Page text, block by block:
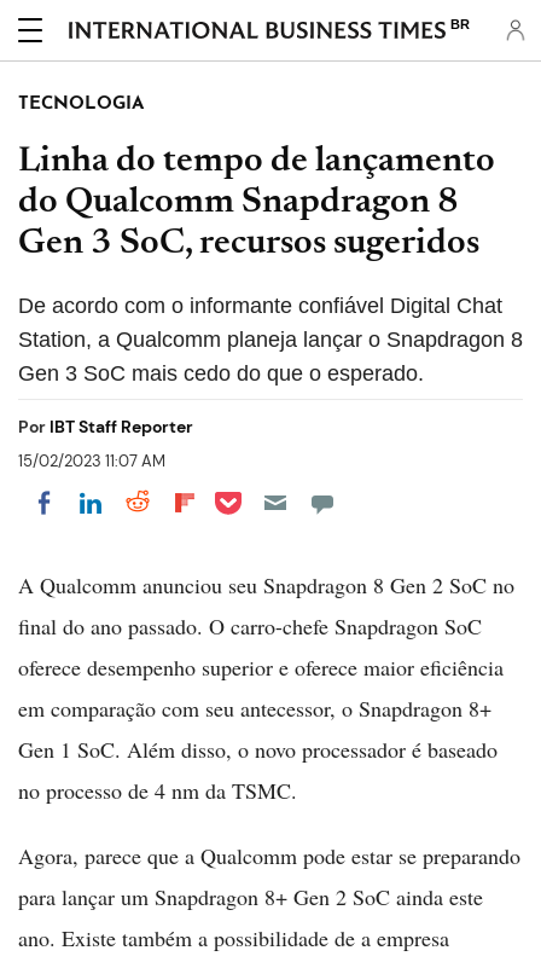
BR
TECNOLOGIA
Linha do tempo de lançamento
do Qualcomm Snapdragon 8
Gen 3 SoC, recursos sugeridos
De acordo com o informante confiável Digital Chat
Station, a Qualcomm planeja lançar o Snapdragon 8
Gen 3 SoC mais cedo do que o esperado.
Por IBT Staff Reporter
15/02/2023 11:07 AM
Share on Facebook
Share on LinkedIn
Share on Reddit
Share on Flipboard
Share on Pocket
A Qualcomm anunciou seu Snapdragon 8 Gen 2 SoC no
final do ano passado. O carro-chefe Snapdragon SoC
oferece desempenho superior e oferece maior eficiência
em comparação com seu antecessor, o Snapdragon 8+
Gen 1 SoC. Além disso, o novo processador é baseado
no processo de 4 nm da TSMC.
Agora, parece que a Qualcomm pode estar se preparando
para lançar um Snapdragon 8+ Gen 2 SoC ainda este
ano. Existe também a possibilidade de a empresa